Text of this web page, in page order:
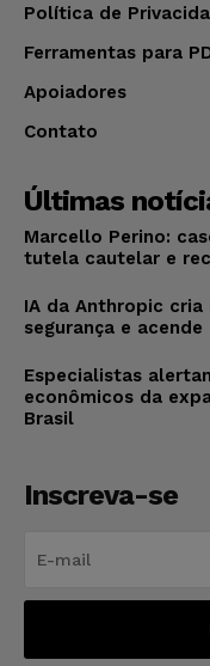
Política de
Ferramentas para
Apoiadores
Contato
Últimas
Marcello Perino:
tutela cautelar e
IA da Anthropic
segurança e
Especialistas
econômicos da
Brasil
Inscreva-se